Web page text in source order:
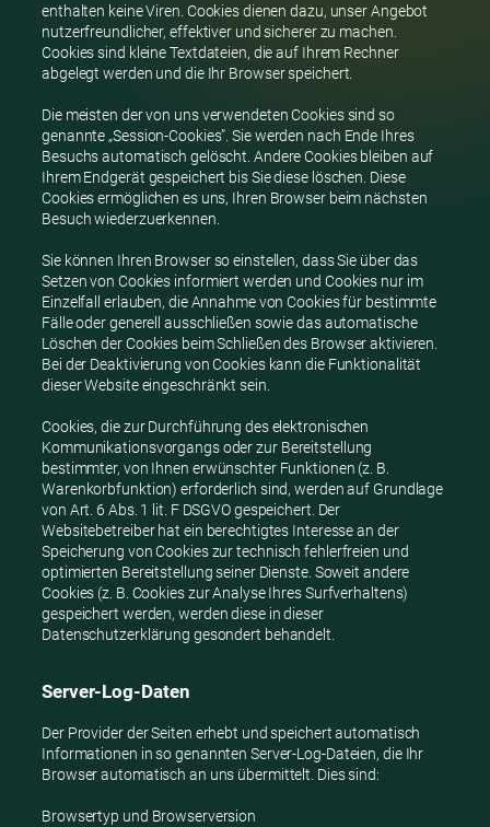
enthalten keine Viren. Cookies dienen dazu, unser Angebot
nutzerfreundlicher, effektiver und sicherer zu machen.
Cookies sind kleine Textdateien, die auf Ihrem Rechner
abgelegt werden und die Ihr Browser speichert.
Die meisten der von uns verwendeten Cookies sind so
genannte „Session-Cookies”. Sie werden nach Ende Ihres
Besuchs automatisch gelöscht. Andere Cookies bleiben auf
Ihrem Endgerät gespeichert bis Sie diese löschen. Diese
Cookies ermöglichen es uns, Ihren Browser beim nächsten
Besuch wiederzuerkennen.
Sie können Ihren Browser so einstellen, dass Sie über das
Setzen von Cookies informiert werden und Cookies nur im
Einzelfall erlauben, die Annahme von Cookies für bestimmte
Fälle oder generell ausschließen sowie das automatische
Löschen der Cookies beim Schließen des Browser aktivieren.
Bei der Deaktivierung von Cookies kann die Funktionalität
dieser Website eingeschränkt sein.
Cookies, die zur Durchführung des elektronischen
Kommunikationsvorgangs oder zur Bereitstellung
bestimmter, von Ihnen erwünschter Funktionen (z. B.
Warenkorbfunktion) erforderlich sind, werden auf Grundlage
von Art. 6 Abs. 1 lit. F DSGVO gespeichert. Der
Websitebetreiber hat ein berechtigtes Interesse an der
Speicherung von Cookies zur technisch fehlerfreien und
optimierten Bereitstellung seiner Dienste. Soweit andere
Cookies (z. B. Cookies zur Analyse Ihres Surfverhaltens)
gespeichert werden, werden diese in dieser
Datenschutzerklärung gesondert behandelt.
Server-Log-Daten
Der Provider der Seiten erhebt und speichert automatisch
Informationen in so genannten Server-Log-Dateien, die Ihr
Browser automatisch an uns übermittelt. Dies sind:
Browsertyp und Browserversion